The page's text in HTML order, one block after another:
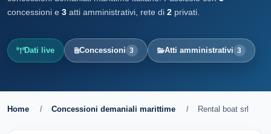
concessioni e 3 atti amministrativi, rete di 2 privati.
Dati live Concessioni 3 Atti amministrativi 3
Home / Concessioni demaniali marittime / Rental boat srl